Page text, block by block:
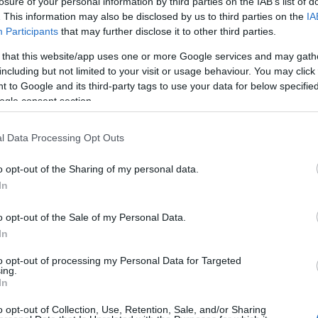
This information may also be disclosed by us to third parties on the
Participants that may further disclose it to other third parties.
that this website/app uses one or more Google services and may
but not limited to your visit or usage behaviour. You may
to Google and its third-party tags to use your data for below
consent section.
Data Processing Opt Outs
opt-out of the Sharing of my personal data.
opt-out of the Sale of my Personal Data.
opt-out of processing my Personal Data for Targeted
opt-out of Collection, Use, Retention, Sale, and/or Sharing
2024
2024
kereső
bye